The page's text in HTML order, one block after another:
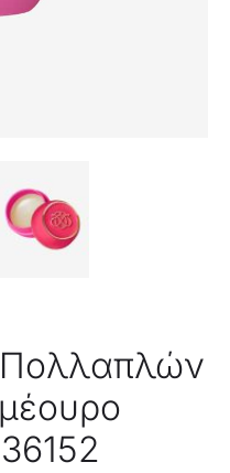
Πολλαπλών